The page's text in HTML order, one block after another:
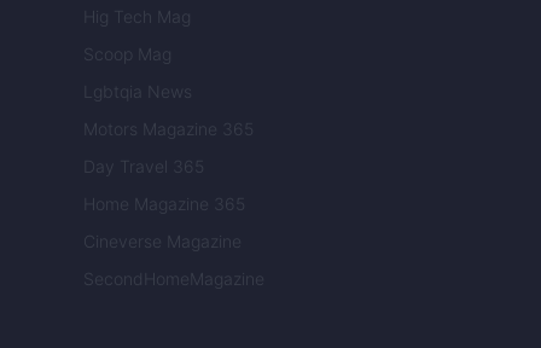
Hig Tech Mag
Scoop Mag
Lgbtqia News
Motors Magazine 365
Day Travel 365
Home Magazine 365
Cineverse Magazine
SecondHomeMagazine